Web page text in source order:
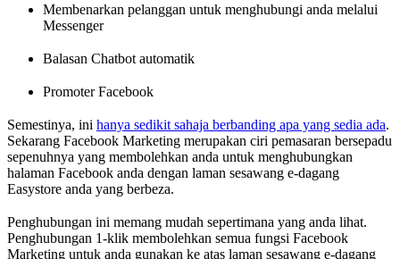
Membenarkan pelanggan untuk menghubungi anda melalui
Messenger
Balasan Chatbot automatik
Promoter Facebook
Semestinya, ini hanya sedikit sahaja berbanding apa yang sedia ada.
Sekarang Facebook Marketing merupakan ciri pemasaran bersepadu
sepenuhnya yang membolehkan anda untuk menghubungkan
halaman Facebook anda dengan laman sesawang e-dagang
Easystore anda yang berbeza.
Penghubungan ini memang mudah sepertimana yang anda lihat.
Penghubungan 1-klik membolehkan semua fungsi Facebook
Marketing untuk anda gunakan ke atas laman sesawang e-dagang